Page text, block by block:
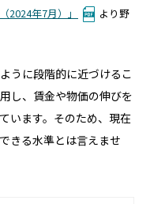
2024年7月）」
より野
うに段階的に近づけるこ
し、賃金や物価の伸びを
います。そのため、現在
きる水準とは言えませ